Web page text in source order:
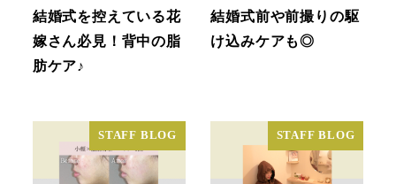
結婚式を控えている花
嫁さん必見！背中の脂
肪ケア♪
結婚式前や前撮りの駆
け込みケアも◎
STAFF BLOG STAFF BLOG